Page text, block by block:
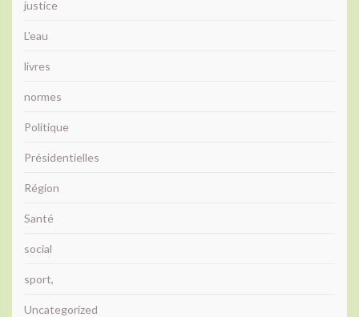
justice
L'eau
livres
normes
Politique
Présidentielles
Région
Santé
social
sport,
Uncategorized